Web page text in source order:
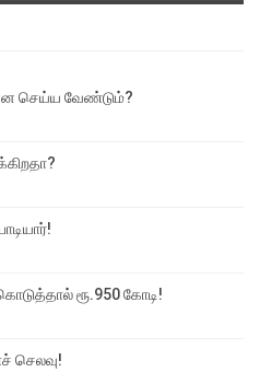
செய்ய வேண்டும்?
ரூ.950 கோடி!
செலவு!